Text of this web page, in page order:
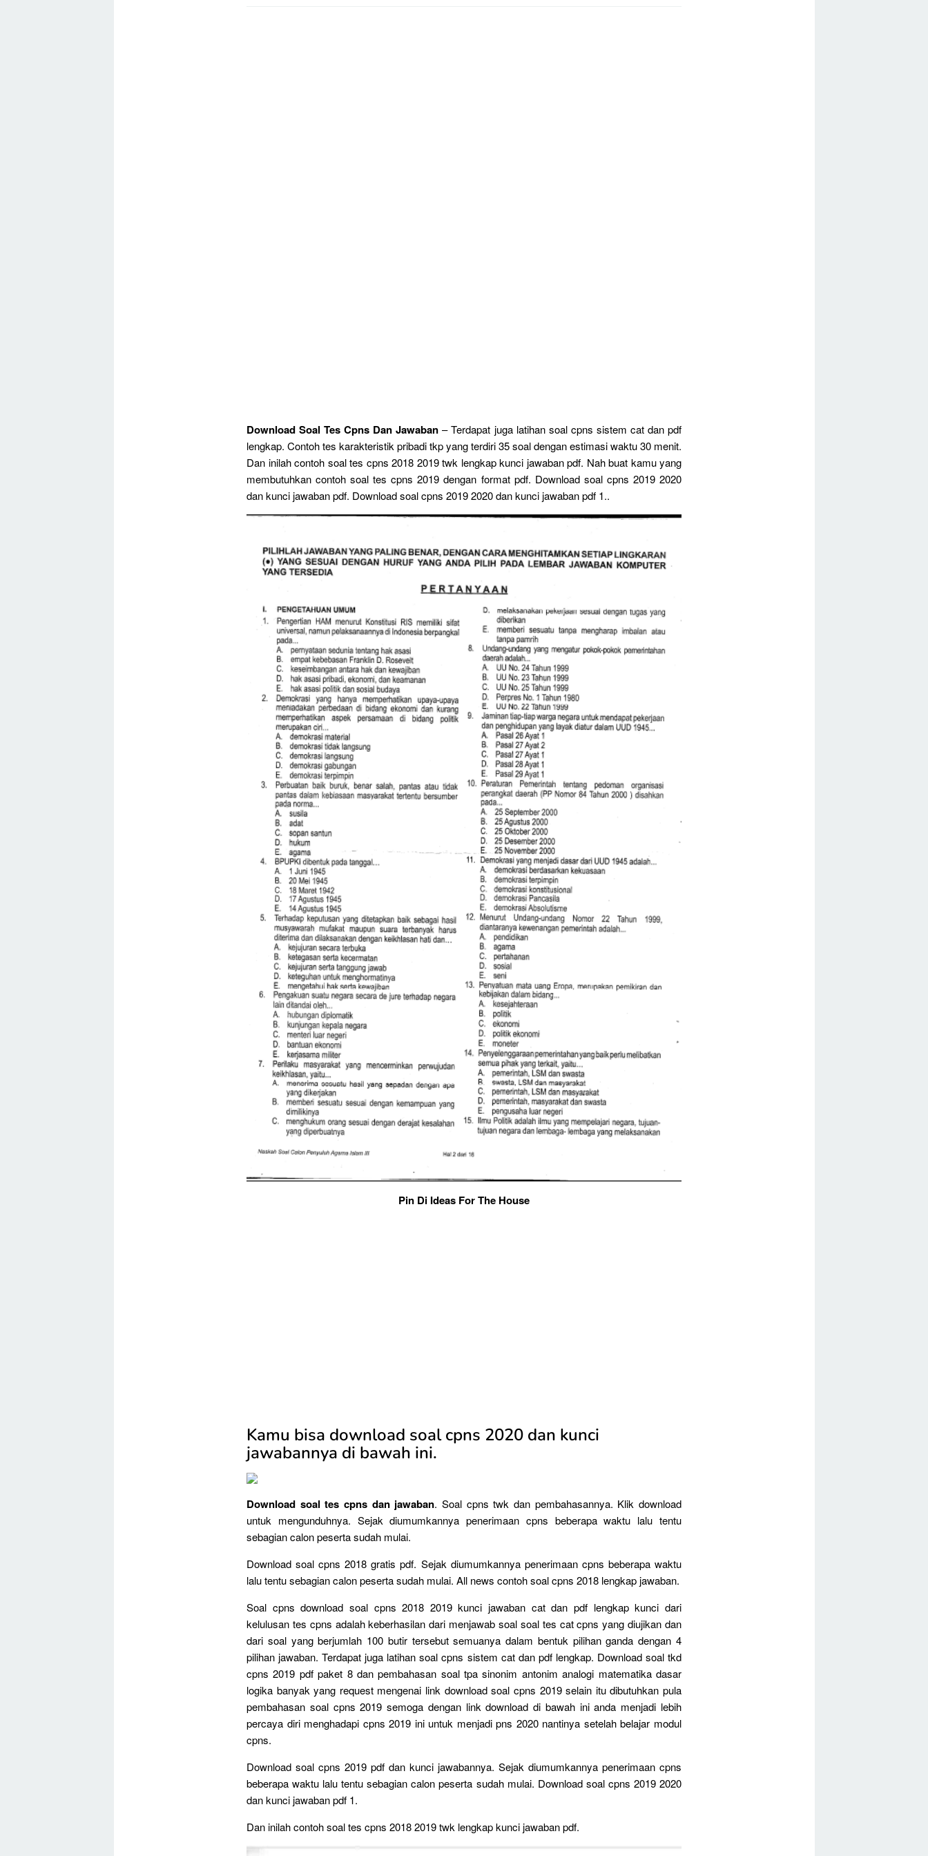
Download Soal Tes Cpns Dan Jawaban – Terdapat juga latihan soal cpns sistem cat dan pdf
lengkap. Contoh tes karakteristik pribadi tkp yang terdiri 35 soal dengan estimasi waktu 30 menit.
Dan inilah contoh soal tes cpns 2018 2019 twk lengkap kunci jawaban pdf. Nah buat kamu yang
membutuhkan contoh soal tes cpns 2019 dengan format pdf. Download soal cpns 2019 2020
dan kunci jawaban pdf. Download soal cpns 2019 2020 dan kunci jawaban pdf 1..
Pin Di Ideas For The House
Kamu bisa download soal cpns 2020 dan kunci
jawabannya di bawah ini.
Download soal tes cpns dan jawaban. Soal cpns twk dan pembahasannya. Klik download
untuk mengunduhnya. Sejak diumumkannya penerimaan cpns beberapa waktu lalu tentu
sebagian calon peserta sudah mulai.
Download soal cpns 2018 gratis pdf. Sejak diumumkannya penerimaan cpns beberapa waktu
lalu tentu sebagian calon peserta sudah mulai. All news contoh soal cpns 2018 lengkap jawaban.
Soal cpns download soal cpns 2018 2019 kunci jawaban cat dan pdf lengkap kunci dari
kelulusan tes cpns adalah keberhasilan dari menjawab soal soal tes cat cpns yang diujikan dan
dari soal yang berjumlah 100 butir tersebut semuanya dalam bentuk pilihan ganda dengan 4
pilihan jawaban. Terdapat juga latihan soal cpns sistem cat dan pdf lengkap. Download soal tkd
cpns 2019 pdf paket 8 dan pembahasan soal tpa sinonim antonim analogi matematika dasar
logika banyak yang request mengenai link download soal cpns 2019 selain itu dibutuhkan pula
pembahasan soal cpns 2019 semoga dengan link download di bawah ini anda menjadi lebih
percaya diri menghadapi cpns 2019 ini untuk menjadi pns 2020 nantinya setelah belajar modul
cpns.
Download soal cpns 2019 pdf dan kunci jawabannya. Sejak diumumkannya penerimaan cpns
beberapa waktu lalu tentu sebagian calon peserta sudah mulai. Download soal cpns 2019 2020
dan kunci jawaban pdf 1.
Dan inilah contoh soal tes cpns 2018 2019 twk lengkap kunci jawaban pdf.